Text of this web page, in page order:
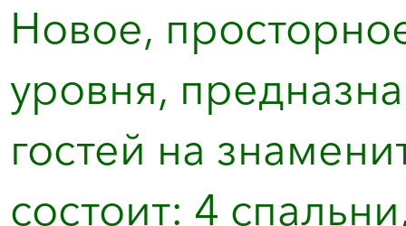
Новое,
уровня,
гостей на
состоит: 4